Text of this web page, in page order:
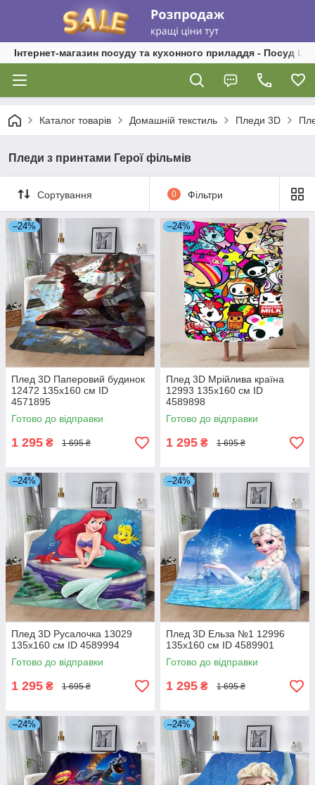
Інтернет-магазин посуду та кухонного приладдя - Посуд
Каталог товарів Домашній текстиль Пледи 3D
Пледи з принтами Герої фільмів
Сортування 0 Фільтри
–24%
Плед 3D Паперовий будинок
12472 135х160 см ID
4571895
Готово до відправки
1 295 ₴ 1 695 ₴
–24%
Плед 3D Мрійлива країна
12993 135х160 см ID
4589898
Готово до відправки
1 295 ₴ 1 695 ₴
–24%
Плед 3D Русалочка 13029
135х160 см ID 4589994
Готово до відправки
1 295 ₴ 1 695 ₴
–24%
Плед 3D Ельза №1 12996
135х160 см ID 4589901
Готово до відправки
1 295 ₴ 1 695 ₴
–24% –24%